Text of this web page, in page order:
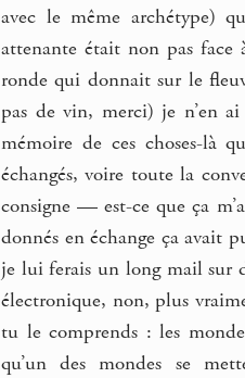
avec le même archétype)
attenante était non pas face
ronde qui donnait sur le
pas de vin, merci) je n’en
mémoire de ces choses-là
échangés, voire toute la
consigne — est-ce que ça
donnés en échange ça avait
je lui ferais un long mail sur
électronique, non, plus
tu le comprends : les
qu’un des mondes se